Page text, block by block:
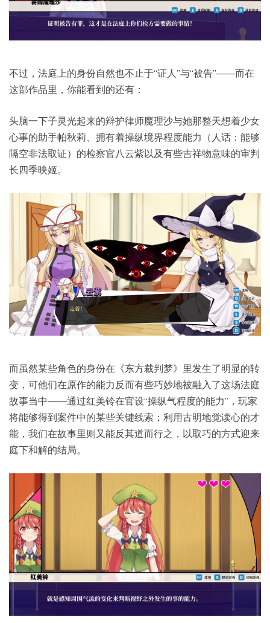
不过，法庭上的身份自然也不止于“证人”与“被告”——而在
这部作品里，你能看到的还有：
头脑一下子灵光起来的辩护律师魔理沙与她那整天想着少女
心事的助手帕秋莉、拥有着操纵境界程度能力（人话：能够
隔空非法取证）的检察官八云紫以及有些吉祥物意味的审判
长四季映姬。
而虽然某些角色的身份在《东方裁判梦》里发生了明显的转
变，可他们在原作的能力反而有些巧妙地被融入了这场法庭
故事当中——通过红美铃在官设“操纵气程度的能力”，玩家
将能够得到案件中的某些关键线索；利用古明地觉读心的才
能，我们在故事里则又能反其道而行之，以取巧的方式迎来
庭下和解的结局。